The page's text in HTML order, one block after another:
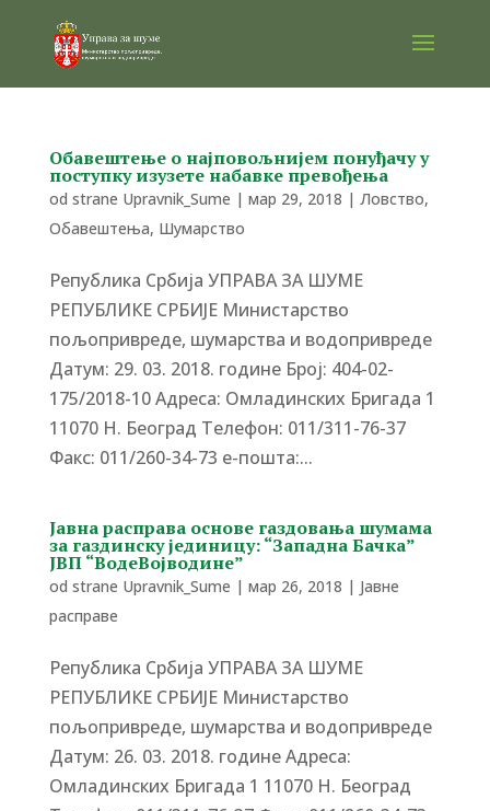
Обавештење о најповољнијем понуђачу у
поступку изузете набавке превођења
od strane Upravnik_Sume | мар 29, 2018 | Ловство,
Обавештења, Шумарство
Република Србија УПРАВА ЗА ШУМЕ
РЕПУБЛИКЕ СРБИЈЕ Министарство
пољопривреде, шумарства и водопривреде
Датум: 29. 03. 2018. године Број: 404-02-
175/2018-10 Адреса: Омладинских Бригада 1
11070 Н. Београд Tелефон: 011/311-76-37
Факс: 011/260-34-73 е-пошта:...
Јавна расправа основе газдовања шумама
за газдинску јединицу: “Западна Бачка”
ЈВП “ВодеВојводине”
od strane Upravnik_Sume | мар 26, 2018 | Јавне
расправе
Република Србија УПРАВА ЗА ШУМЕ
РЕПУБЛИКЕ СРБИЈЕ Министарство
пољопривреде, шумарства и водопривреде
Датум: 26. 03. 2018. године Адреса:
Омладинских Бригада 1 11070 Н. Београд